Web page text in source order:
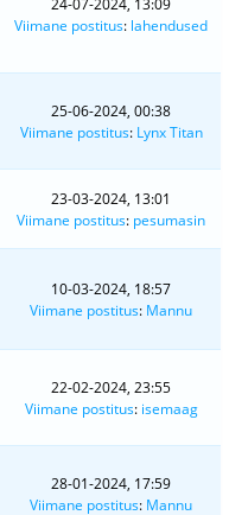
Viimane postitus: lahendused
25-06-2024, 00:38
Viimane postitus: Lynx Titan
23-03-2024, 13:01
Viimane postitus: pesumasin
10-03-2024, 18:57
Viimane postitus: Mannu
22-02-2024, 23:55
Viimane postitus: isemaag
28-01-2024, 17:59
Viimane postitus: Mannu